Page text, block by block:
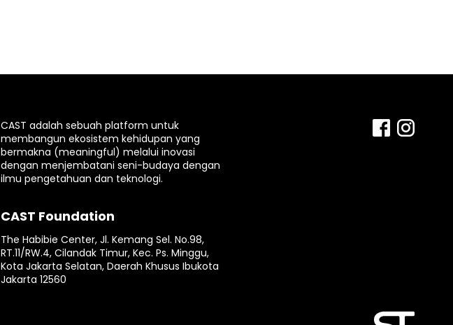
CAST adalah sebuah platform untuk
membangun ekosistem kehidupan yang
bermakna (meaningful) melalui inovasi
dengan menjembatani seni-budaya dengan
ilmu pengetahuan dan teknologi.
CAST Foundation
The Habibie Center, Jl. Kemang Sel. No.98,
RT.11/RW.4, Cilandak Timur, Kec. Ps. Minggu,
Kota Jakarta Selatan, Daerah Khusus Ibukota
Jakarta 12560